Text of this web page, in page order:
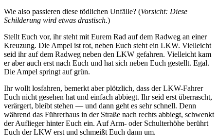
Wie also passieren diese tödlichen Unfälle? (Vorsicht: Diese
Schilderung wird etwas drastisch.)
Stellt Euch vor, ihr steht mit Eurem Rad auf dem Radweg an einer
Kreuzung. Die Ampel ist rot, neben Euch steht ein LKW. Vielleicht
seid ihr auf dem Radweg neben den LKW gefahren. Vielleicht kam
er aber auch erst nach Euch und hat sich neben Euch gestellt. Egal.
Die Ampel springt auf grün.
Ihr wollt losfahren, bemerkt aber plötzlich, dass der LKW-Fahrer
Euch nicht gesehen hat und einfach abbiegt. Ihr seid erst überrascht,
verärgert, bleibt stehen — und dann geht es sehr schnell. Denn
während das Führerhaus in der Straße nach rechts abbiegt, schwenkt
der Auflieger hinter Euch ein. Auf Arm- oder Schulterhöhe berührt
Euch der LKW erst und schmeißt Euch dann um.